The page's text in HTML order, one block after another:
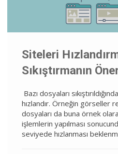
Siteleri
Sıkıştırmanın
Bazı dosyaları
hızlandır. Örneğin görseller
dosyaları da buna örnek
işlemlerin yapılması
seviyede hızlanması